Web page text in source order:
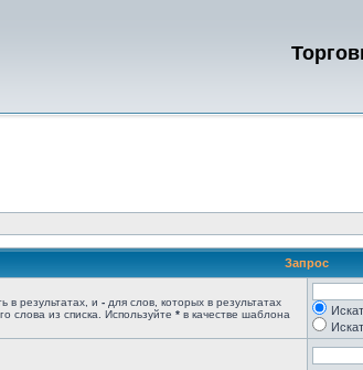
Запрос
в результатах, и - для слов, которых в результатах
слова из списка. Используйте * в качестве шаблона